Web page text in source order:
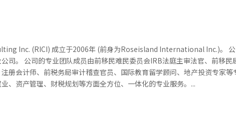
Inc. (RICI) 成立于2006年 (前身为Roseisland International Inc.)。
司。 公司的专业团队成员由前移民难民委员会IRB法庭主审法官、前移民
册会计师、前税务局审计稽查官员、国际教育留学顾问、地产投资专家等
、资产管理、财税规划等方面全方位、一体化的专业服务。...